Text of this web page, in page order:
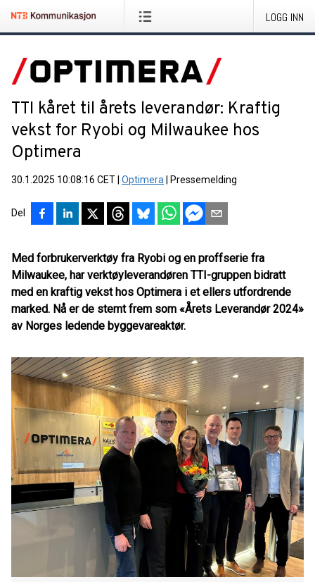
LOGG INN
TTI kåret til årets leverandør: Kraftig
vekst for Ryobi og Milwaukee hos
Optimera
30.1.2025 10:08:16 CET Optimera Pressemelding
Del
Med forbrukerverktøy fra Ryobi og en proffserie fra
Milwaukee, har verktøyleverandøren TTI-gruppen bidratt
med en kraftig vekst hos Optimera i et ellers utfordrende
marked. Nå er de stemt frem som «Årets Leverandør 2024»
av Norges ledende byggevareaktør.